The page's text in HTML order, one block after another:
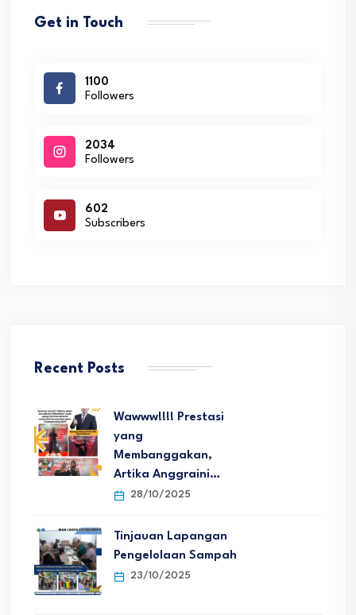
Get in Touch
1100
Followers
2034
Followers
602
Subscribers
Recent Posts
Wawww!!!! Prestasi
yang
Membanggakan,
Artika Anggraini…
28/10/2025
Tinjauan Lapangan
Pengelolaan Sampah
23/10/2025